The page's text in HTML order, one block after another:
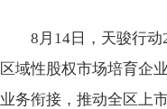
8月14日，天骏行
区域性股权市场培育企
业务衔接，推动全区上